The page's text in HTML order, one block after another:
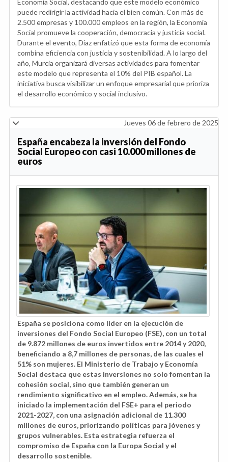
Economía Social, destacando que este modelo económico
puede redirigir la actividad hacia el bien común. Con más de
2.500 empresas y 100.000 empleos en la región, la Economía
Social promueve la cooperación, democracia y justicia social.
Durante el evento, Díaz enfatizó que esta forma de economía
combina eficiencia con justicia y sostenibilidad. A lo largo del
año, Murcia organizará diversas actividades para fomentar
este modelo que representa el 10% del PIB español. La
iniciativa busca visibilizar un enfoque empresarial que prioriza
el desarrollo económico y social inclusivo.
Jueves 06 de febrero de 2025
España encabeza la inversión del Fondo
Social Europeo con casi 10.000 millones de
euros
España se posiciona como líder en la ejecución de
inversiones del Fondo Social Europeo (FSE), con un total
de 9.872 millones de euros invertidos entre 2014 y 2020,
beneficiando a 8,7 millones de personas, de las cuales el
51% son mujeres. El Ministerio de Trabajo y Economía
Social destaca que estas inversiones no solo fomentan la
cohesión social, sino que también generan un
rendimiento significativo en el empleo. Además, se ha
iniciado la implementación del FSE+ para el periodo
2021-2027, con una asignación adicional de 11.300
millones de euros, priorizando políticas para jóvenes y
grupos vulnerables. Esta estrategia refuerza el
compromiso de España con la Europa Social y el
desarrollo sostenible.